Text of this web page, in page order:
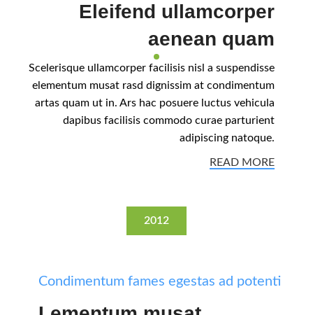
Eleifend ullamcorper
aenean quam
Scelerisque ullamcorper facilisis nisl a suspendisse
elementum musat rasd dignissim at condimentum
artas quam ut in. Ars hac posuere luctus vehicula
dapibus facilisis commodo curae parturient
adipiscing natoque.
READ MORE
2012
Condimentum fames egestas ad potenti